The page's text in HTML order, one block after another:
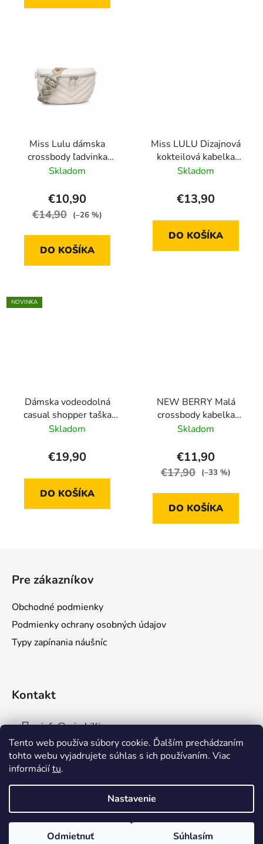
Tento web používa súbory cookie. Ďalším prechádzaním
tohto webu vyjadrujete súhlas s ich používaním. Viac
informáciítu.
Nastavenie
Odmietnuť Súhlasím
Miss Lulu dámska
crossbody ľadvinka
LB2307 BG
Skladom
€10,90
€14,90 (–26 %)
DO KOŠÍKA
Miss LULU Dizajnová
kokteilová kabelka
EH2257 - zelená
Skladom
€13,90
DO KOŠÍKA
NOVINKA
Dámska vodeodolná
casual shopper taška
LH2240- šedá - 14L
Skladom
€19,90
DO KOŠÍKA
NEW BERRY Malá
crossbody kabelka
čierno-strieborná
Skladom
€11,90
€17,90 (–33 %)
DO KOŠÍKA
Pre zákazníkov
Obchodné podmienky
Podmienky ochrany osobných údajov
Typy zapínania náušníc
Kontakt
info@mirabillis.eu
0950854697
Vytvoril Shoptet